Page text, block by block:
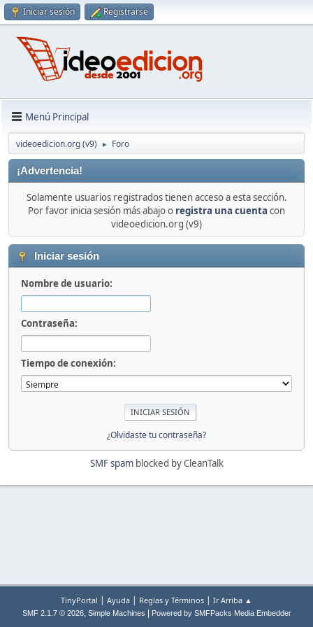
Iniciar sesión Registrarse
Menú Principal
videoedicion.org (v9) ► Foro
¡Advertencia!
Solamente usuarios registrados tienen acceso a esta sección.
Por favor inicia sesión más abajo o registra una cuenta con
videoedicion.org (v9)
Iniciar sesión
Nombre de usuario:
Contraseña:
Tiempo de conexión:
¿Olvidaste tu contraseña?
SMF spamblocked by CleanTalk
TinyPortal | Ayuda | Reglas y Términos | Ir Arriba ▲
SMF 2.1.7 © 2026, Simple Machines Powered by SMFPacks Media Embedder